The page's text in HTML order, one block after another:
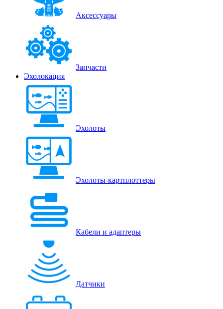
Аксессуары
Запчасти
Эхолокация
Эхолоты
Эхолоты-картплоттеры
Кабели и адаптеры
Датчики